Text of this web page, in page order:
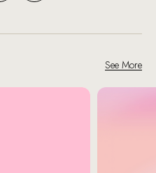
See More